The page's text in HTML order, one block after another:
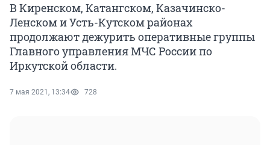
В Киренском, Катангском, Казачинско-
Ленском и Усть-Кутском районах
продолжают дежурить оперативные группы
Главного управления МЧС России по
Иркутской области.
7 мая 2021, 13:34 728